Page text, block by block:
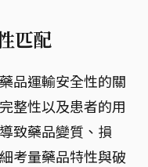
匹配
品運輸安全性的關
整性以及患者的用
致藥品變質、損
考量藥品特性與破